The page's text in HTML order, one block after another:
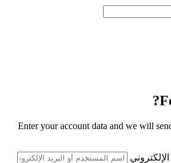
Enter your account data and we will